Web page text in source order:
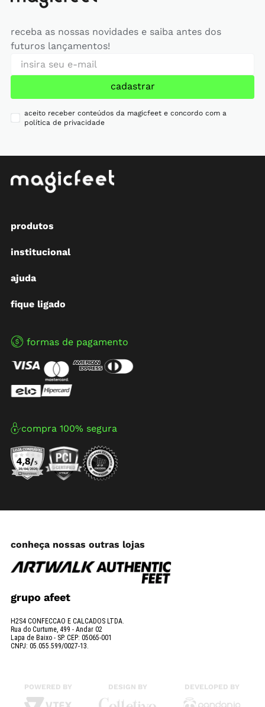
receba as nossas novidades e saiba antes dos
futuros lançamentos!
cadastrar
aceito receber conteúdos da magicfeet e concordo com a
política de privacidade
produtos
institucional
ajuda
fique ligado
formas de pagamento
compra 100% segura
conheça nossas outras lojas
grupo afeet
H2S4 CONFECCAO E CALCADOS LTDA.
Rua do Curtume, 499 - Andar 02
Lapa de Baixo - SP. CEP: 05065-001
CNPJ: 05.055.599/0027-13.
POWERED BY DESIGN BY DEVELOPED BY